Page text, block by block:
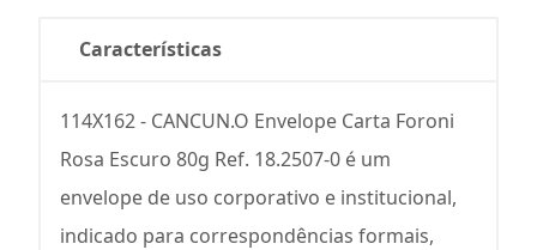
Características
114X162 - CANCUN.O Envelope Carta Foroni
Rosa Escuro 80g Ref. 18.2507-0 é um
envelope de uso corporativo e institucional,
indicado para correspondências formais,